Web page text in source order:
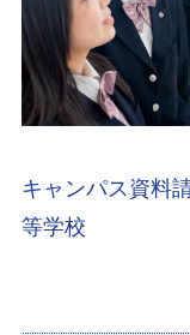
キャンパス資料
等学校